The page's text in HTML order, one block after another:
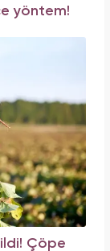
yöntem!
Çöpe